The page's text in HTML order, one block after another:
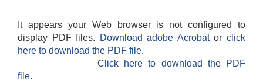
It appears your Web browser is not configured to
display PDF files.
Download adobe Acrobatorclick
here to download the PDF file.
Click here to download the PDF
file.